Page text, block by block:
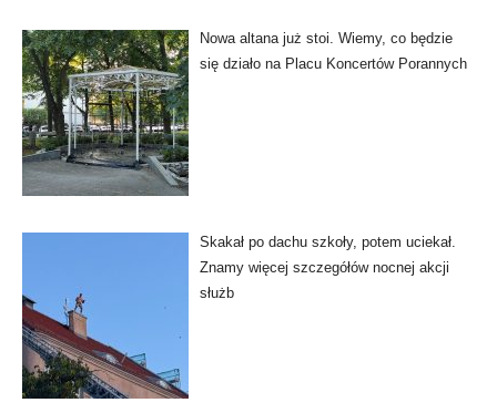
Nowa altana już stoi. Wiemy, co będzie
się działo na Placu Koncertów Porannych
Skakał po dachu szkoły, potem uciekał.
Znamy więcej szczegółów nocnej akcji
służb